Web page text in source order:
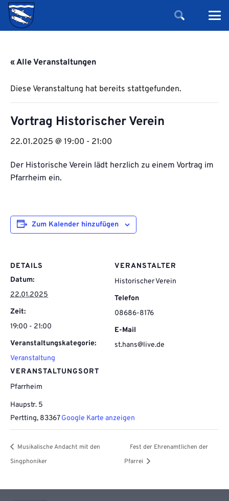
« Alle Veranstaltungen
Diese Veranstaltung hat bereits stattgefunden.
Vortrag Historischer Verein
22.01.2025 @ 19:00 - 21:00
Der Historische Verein lädt herzlich zu einem Vortrag im
Pfarrheim ein.
Zum Kalender hinzufügen
DETAILS
Datum:
22.01.2025
Zeit:
19:00 - 21:00
Veranstaltungskategorie:
Veranstaltung
VERANSTALTUNGSORT
Pfarrheim
Haupstr. 5
Pertting, 83367 Google Karte anzeigen
VERANSTALTER
Historischer Verein
Telefon
08686-8176
E-Mail
st.hans@live.de
Musikalische Andacht mit den
Singphoniker
Fest der Ehrenamtlichen der
Pfarrei